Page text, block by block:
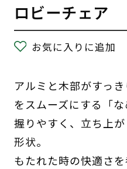
ロビーチェア
お気に入りに追加
アルミと木部がすっ
をスムーズにする「な
握りやすく、立ち上
形状。
もたれた時の快適さ